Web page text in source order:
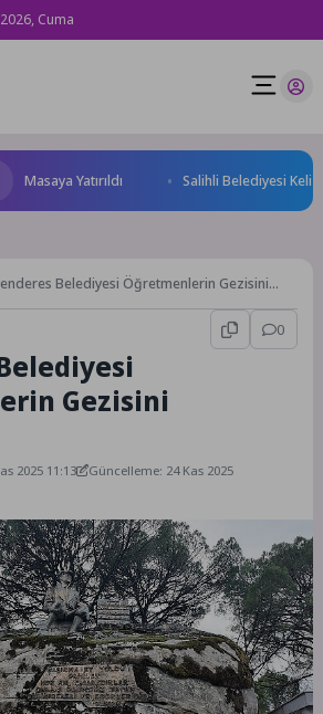
Cuma
Yatırıldı Salihli Belediyesi Keli
Belediyesi Öğretmenlerin Gezisini
0
Gezisini
2025 11:13
Güncelleme: 24 Kas 2025